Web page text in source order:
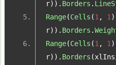
r)). Borders .
Range(Cells (1 , 1
r)). Borders .
Range(Cells (1 , 1
r)). Borders (